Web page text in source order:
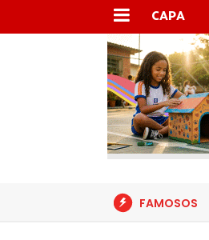
CAPA
FAMOSOS